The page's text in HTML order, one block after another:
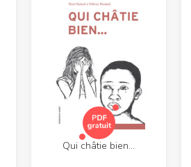
Qui châtie bien…